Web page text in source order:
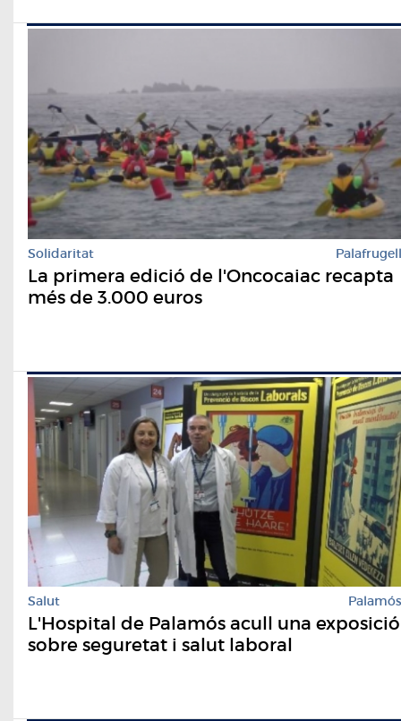
Solidaritat Palafrugell
La primera edició de l'Oncocaiac recapta
més de 3.000 euros
Salut Palamós
L'Hospital de Palamós acull una exposició
sobre seguretat i salut laboral